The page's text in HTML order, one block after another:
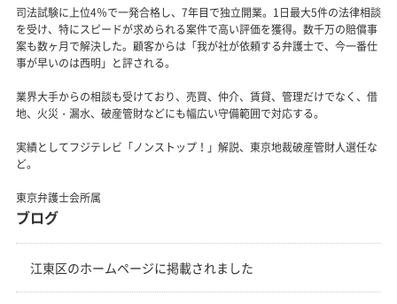
司法試験に上位4％で一発合格し、7年目で独立開業。1日最大5件の法律相談
を受け、特にスピードが求められる案件で高い評価を獲得。数千万の賠償事
案も数ヶ月で解決した。顧客からは「我が社が依頼する弁護士で、今一番仕
事が早いのは西明」と評される。
業界大手からの相談も受けており、売買、仲介、賃貸、管理だけでなく、借
地、火災・漏水、破産管財などにも幅広い守備範囲で対応する。
実績としてフジテレビ「ノンストップ！」解説、東京地裁破産管財人選任な
ど。
東京弁護士会所属
ブログ
江東区のホームページに掲載されました